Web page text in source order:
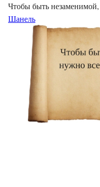
Чтобы быть
Шанель